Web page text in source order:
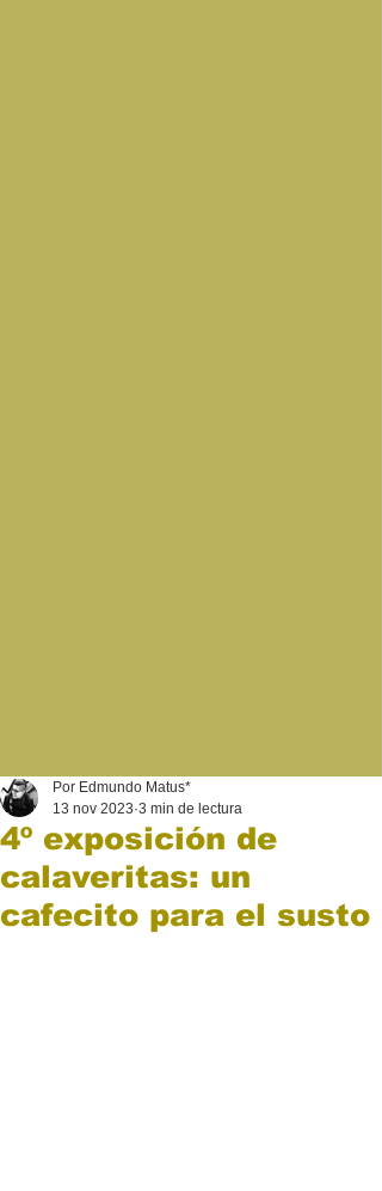
4º exposición de
calaveritas: un
cafecito para el susto
Por Edmundo Matus*
13 nov 2023 3 min de lectura